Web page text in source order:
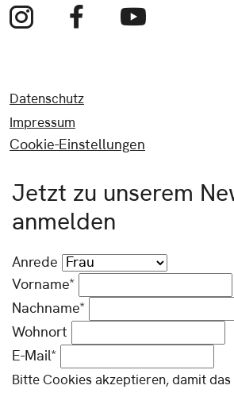
Datenschutz
Impressum
Cookie-Einstellungen
Jetzt zu unserem
anmelden
Anrede
Vorname*
Nachname*
Wohnort
E-Mail*
Bitte Cookies akzeptieren, damit das